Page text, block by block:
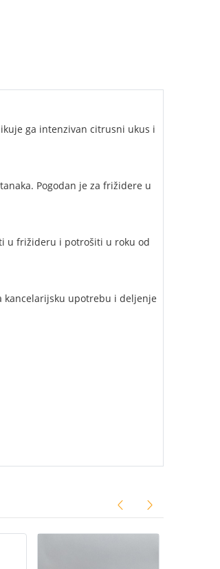
ga intenzivan citrusni ukus i
Pogodan je za frižidere u
u frižideru i potrošiti u roku od
kancelarijsku upotrebu i deljenje